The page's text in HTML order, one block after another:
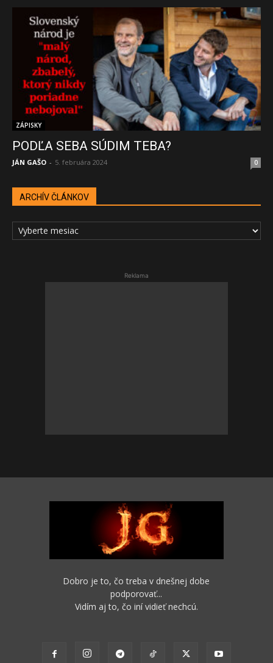
ZÁPISKY
PODĽA SEBA SÚDIM TEBA?
JÁN GAŠO - 5. februára 2024 0
ARCHÍV ČLÁNKOV
ARCHÍV
ČLÁNKOV
Reklama
Dobro je to, čo treba v dnešnej dobe
podporovať...
Vidím aj to, čo iní vidieť nechcú.